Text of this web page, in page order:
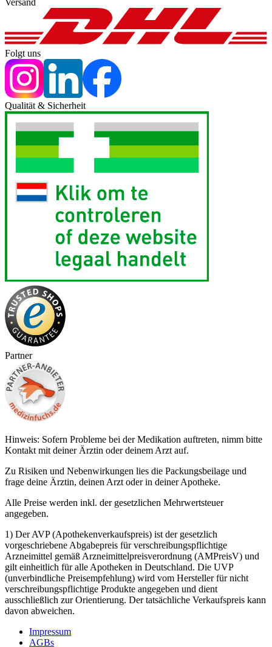
Folgt uns
Qualität & Sicherheit
Partner
Hinweis: Sofern Probleme bei der Medikation auftreten, nimm bitte
Kontakt mit deiner Ärztin oder deinem Arzt auf.
Zu Risiken und Nebenwirkungen lies die Packungsbeilage und
frage deine Ärztin, deinen Arzt oder in deiner Apotheke.
Alle Preise werden inkl. der gesetzlichen Mehrwertsteuer
angegeben.
1) Der AVP (Apothekenverkaufspreis) ist der gesetzlich
vorgeschriebene Abgabepreis für verschreibungspflichtige
Arzneimittel gemäß Arzneimittelpreisverordnung (AMPreisV) und
gilt einheitlich für alle Apotheken in Deutschland. Die UVP
(unverbindliche Preisempfehlung) wird vom Hersteller für nicht
verschreibungspflichtige Produkte angegeben und dient
ausschließlich zur Orientierung. Der tatsächliche Verkaufspreis kann
davon abweichen.
Impressum
AGBs